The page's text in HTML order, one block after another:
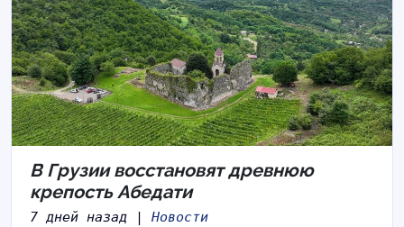
В Грузии восстановят древнюю
крепость Абедати
7 дней назад | Новости